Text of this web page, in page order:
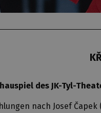
des JK-Tyl-
nach Josef